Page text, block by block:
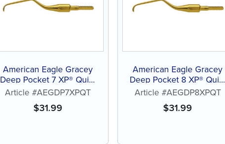
American Eagle Gracey
Deep Pocket 7 XP® Quik-
Tip™ sans affûtage
Article #AEGDP7XPQT
$31.99
American Eagle Gracey
Deep Pocket 8 XP® Quik-
Tip™ sans affûtage
Article #AEGDP8XPQT
$31.99